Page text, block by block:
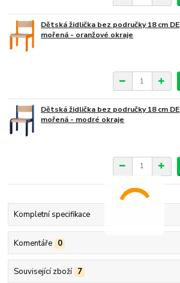
Dětská židlička bez područky 18 cm DE
mořená - oranžové okraje
Dětská židlička bez područky 18 cm DE
mořená - modré okraje
Kompletní specifikace
Komentáře 0
Související zboží 7